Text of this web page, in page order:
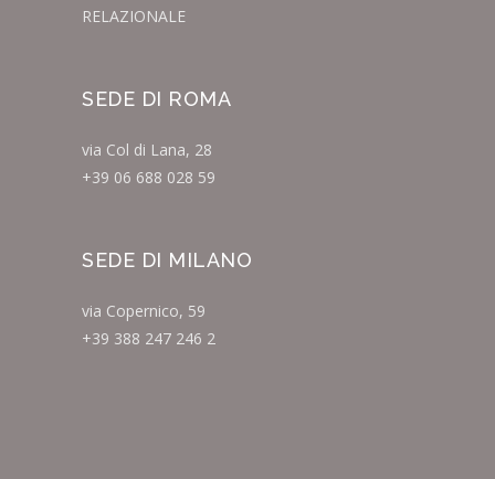
RELAZIONALE
SEDE DI ROMA
via Col di Lana, 28
+39 06 688 028 59
SEDE DI MILANO
via Copernico, 59
+39 388 247 246 2